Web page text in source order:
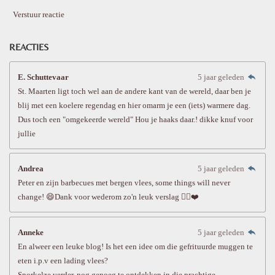
Verstuur reactie
REACTIES
E. Schuttevaar
5 jaar geleden
St. Maarten ligt toch wel aan de andere kant van de wereld, daar ben je
blij met een koelere regendag en hier omarm je een (iets) warmere dag.
Dus toch een "omgekeerde wereld" Hou je haaks daar.! dikke knuf voor
jullie
Andrea
5 jaar geleden
Peter en zijn barbecues met bergen vlees, some things will never
change! 😄Dank voor wederom zo'n leuk verslag ✍🏻❤️
Anneke
5 jaar geleden
En alweer een leuke blog! Is het een idee om die gefrituurde muggen te
eten i.p.v een lading vlees?